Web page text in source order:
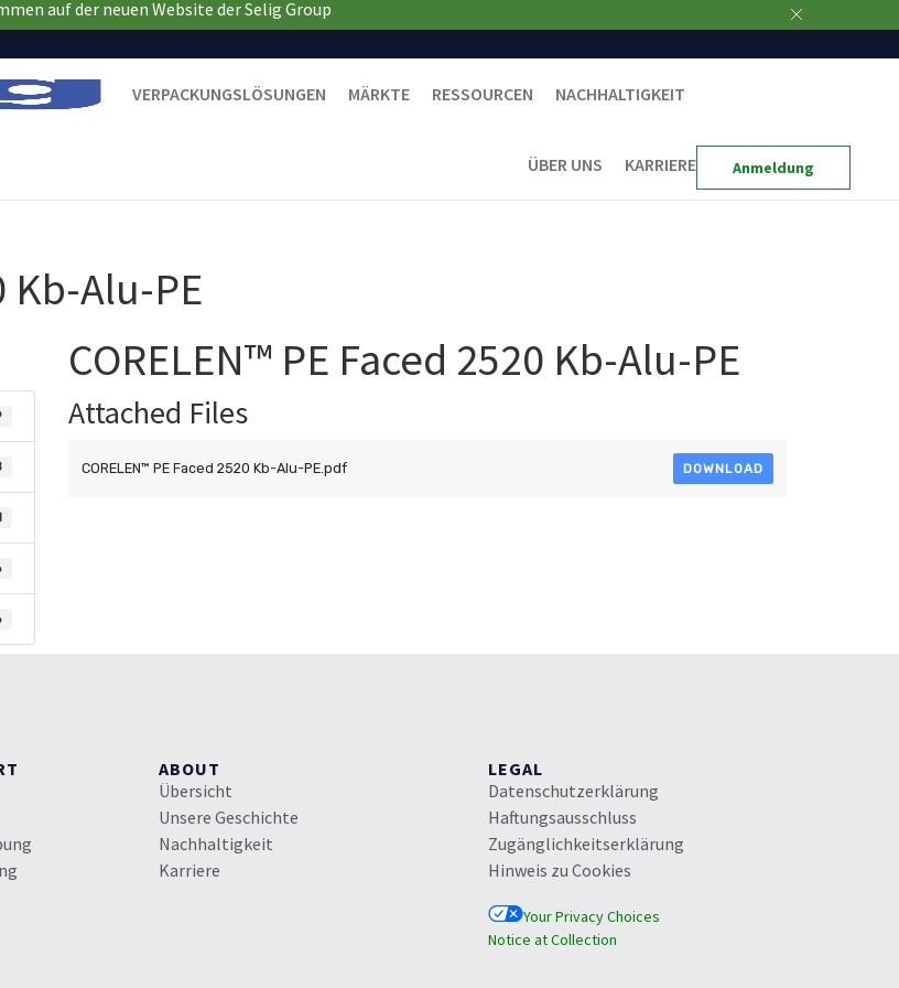
auf der neuen Website der Selig Group
VERPACKUNGSLÖSUNGEN MÄRKTE RESSOURCEN NACHHALTIGKEIT
ÜBER UNS KARRIERE Anmeldung
Kb-Alu-PE
CORELEN™ PE Faced 2520 Kb-Alu-PE
Attached Files
CORELEN™ PE Faced 2520 Kb-Alu-PE.pdf DOWNLOAD
ABOUT
Übersicht
Unsere Geschichte
Nachhaltigkeit
Karriere
LEGAL
Datenschutzerklärung
Haftungsausschluss
Zugänglichkeitserklärung
Hinweis zu Cookies
Your Privacy Choices
Notice at Collection